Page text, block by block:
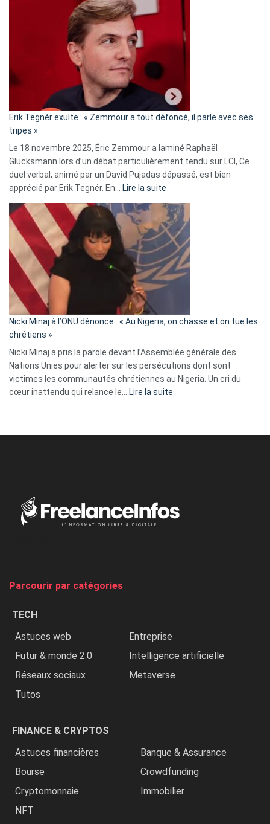
d’alliance
secrète
«
C’est
fake
news
»
Erik Tegnér exulte : « Zemmour a tout défoncé, il parle avec ses
tripes »
Le 18 novembre 2025, Éric Zemmour a laminé Raphaël
Glucksmann lors d’un débat particulièrement tendu sur LCI, Ce
duel verbal, animé par un David Pujadas dépassé, est bien
apprécié par Erik Tegnér. En…
Lire la suite
Tegnér
exulte
« Zemmour
a
tout
parle
ses
tripes »
Nicki Minaj à l’ONU dénonce : « Au Nigeria, on chasse et on tue les
chrétiens »
Nicki Minaj a pris la parole devant l’Assemblée générale des
Nations Unies pour alerter sur les persécutions dont sont
victimes les communautés chrétiennes au Nigeria. Un cri du
cœur inattendu qui relance le…
Lire la suite
Nigeria,
Parcourir par catégories
TECH
Astuces web
Entreprise
Futur & monde 2.0
Intelligence artificielle
Réseaux sociaux
Metaverse
Tutos
FINANCE & CRYPTOS
Astuces financières
Banque & Assurance
Bourse
Crowdfunding
Cryptomonnaie
Immobilier
NFT